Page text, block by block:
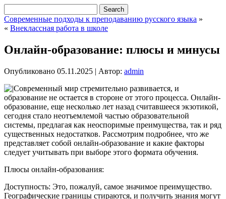
Современные подходы к преподаванию русского языка »
« Внеклассная работа в школе
Онлайн-образование: плюсы и минусы
Опубликовано 05.11.2025 | Автор: admin
Современный мир стремительно развивается, и
образование не остается в стороне от этого процесса. Онлайн-
образование, еще несколько лет назад считавшееся экзотикой,
сегодня стало неотъемлемой частью образовательной
системы, предлагая как неоспоримые преимущества, так и ряд
существенных недостатков. Рассмотрим подробнее, что же
представляет собой онлайн-образование и какие факторы
следует учитывать при выборе этого формата обучения.
Плюсы онлайн-образования:
Доступность: Это, пожалуй, самое значимое преимущество.
Географические границы стираются, и получить знания могут